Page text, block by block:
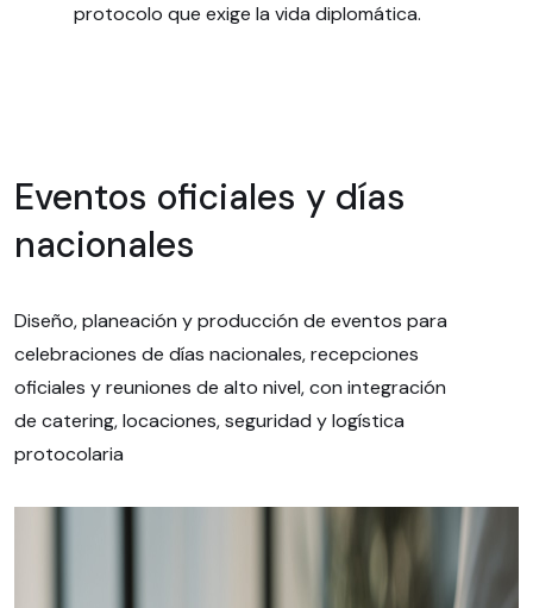
protocolo que exige la vida diplomática.
Eventos oficiales y días
nacionales
Diseño, planeación y producción de eventos para
celebraciones de días nacionales, recepciones
oficiales y reuniones de alto nivel, con integración
de catering, locaciones, seguridad y logística
protocolaria